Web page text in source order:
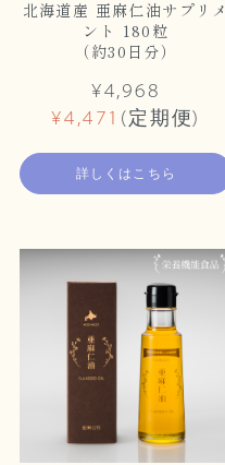
北海道産 亜麻仁油サプリメ
ント 180粒
（約30日分）
¥4,968
¥4,471 (定期便)
詳しくはこちら